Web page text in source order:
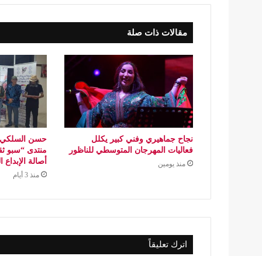
مقالات ذات صلة
نجاح جماهيري وفني كبير يكلل
فعاليات المهرجان المتوسطي للناظور
منذ يومين
حسن
منتدى “سبو
أصالة
منذ 3 أيام
اترك تعليقاً